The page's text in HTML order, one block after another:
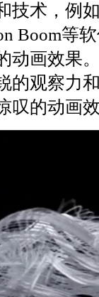
技术，例
Boom等
动画效果
的观察力
叹的动画